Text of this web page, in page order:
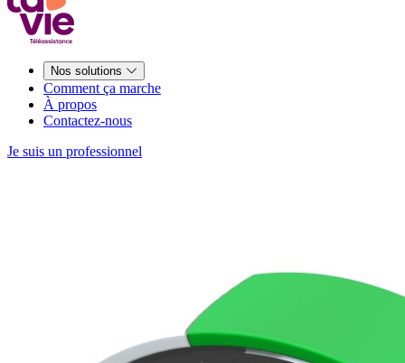
Nos solutions
Comment ça marche
À propos
Contactez-nous
Je suis un professionnel